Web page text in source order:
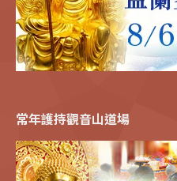
常年護持觀音山道場